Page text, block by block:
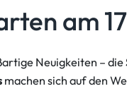
am
Neuigkeiten – die
machen sich auf den